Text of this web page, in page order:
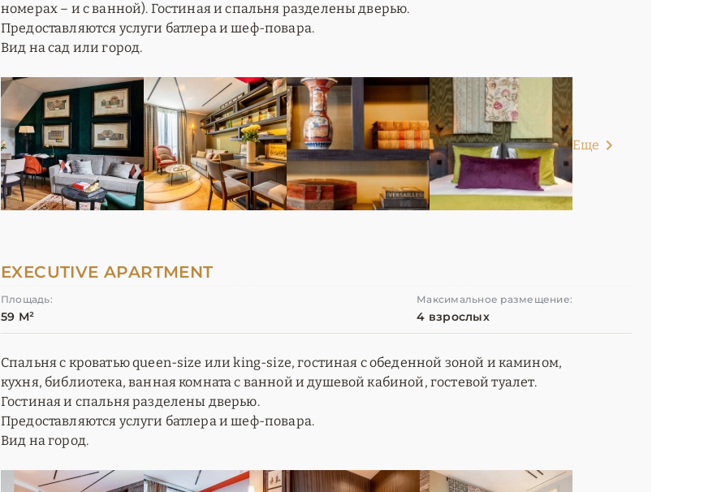
номерах – и с ванной). Гостиная и спальня разделены дверью.
Предоставляются услуги батлера и шеф-повара.
Вид на сад или город.
Еще
EXECUTIVE APARTMENT
Площадь:
59 М²
Максимальное размещение:
4 взрослых
Спальня с кроватью queen-size или king-size, гостиная с обеденной зоной и камином,
кухня, библиотека, ванная комната с ванной и душевой кабиной, гостевой туалет.
Гостиная и спальня разделены дверью.
Предоставляются услуги батлера и шеф-повара.
Вид на город.